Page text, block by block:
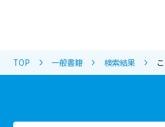
TOP 一般書籍 検索結果